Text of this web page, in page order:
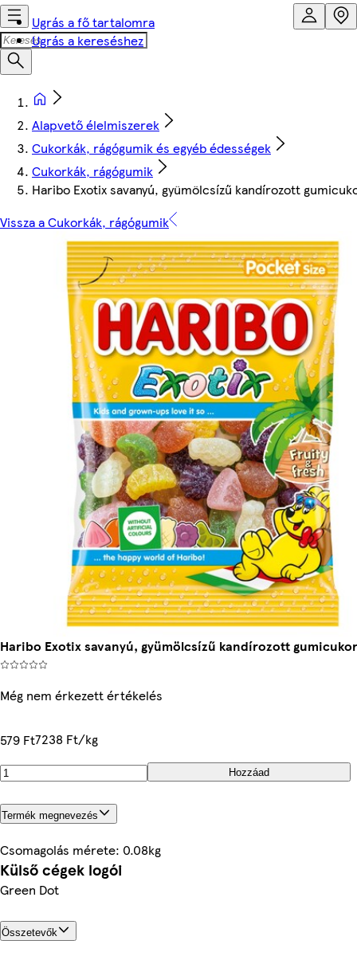
Ugrás a fő tartalomra
Ugrás a kereséshez
Alapvető élelmiszerek
Cukorkák, rágógumik és egyéb édességek
Cukorkák, rágógumik
Haribo Exotix savanyú, gyümölcsízű kandírozott
Vissza a Cukorkák, rágógumik
Haribo Exotix savanyú, gyümölcsízű kandírozott
Még nem érkezett értékelés
579 Ft7238 Ft/kg
Hozzáad
Termék megnevezés
Csomagolás mérete: 0.08kg
Külső cégek logói
Green Dot
Összetevők